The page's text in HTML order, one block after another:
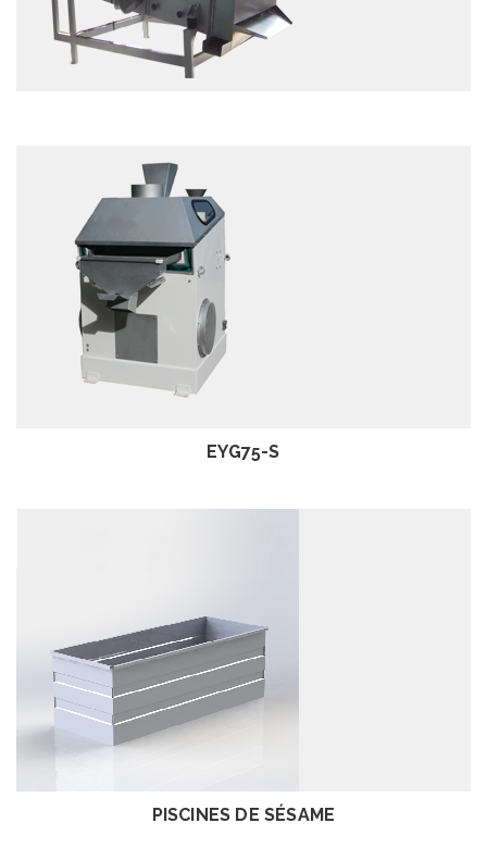
EXAMEN
EYG75-S
PISCINES DE SÉSAME